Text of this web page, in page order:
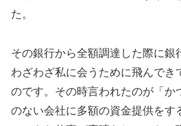
た。
その銀行から全額調達した際に銀
わざわざ私に会うために飛んでき
のです。その時言われたのが「か
のない会社に多額の資金提供をす